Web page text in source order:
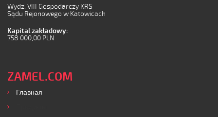
Wydz. VIII Gospodarczy KRS
Sądu Rejonowego w Katowicach
Kapital zakładowy:
758 000,00 PLN
ZAMEL.COM
Главная